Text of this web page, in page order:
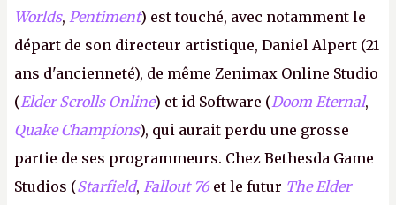
Worlds, Pentiment) est touché, avec notamment le
départ de son directeur artistique, Daniel Alpert (21
ans d'ancienneté), de même Zenimax Online Studio
(Elder Scrolls Online) et id Software (Doom Eternal,
Quake Champions), qui aurait perdu une grosse
partie de ses programmeurs. Chez Bethesda Game
Studios (Starfield, Fallout 76 et le futur The Elder